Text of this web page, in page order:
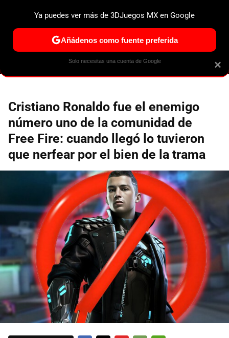
ESPECIALES PS5 NINTENDO SWITCH 2 XBOX
Cristiano Ronaldo fue el enemigo
número uno de la comunidad de
Free Fire: cuando llegó lo tuvieron
que nerfear por el bien de la trama
×
Ya puedes ver más de 3DJuegos MX en Google
Añádenos como fuente preferida
Solo necesitas una cuenta de Google